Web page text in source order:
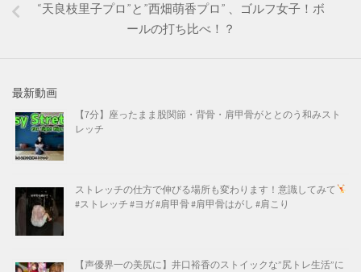
“天良枝里子プロ”と”西畑萌香プロ” 、ゴルフ女子！ボ
ールの打ち比べ！？
最新動画
【7分】座ったまま股関節・背骨・肩甲骨がととのう和みスト
レッチ
ストレッチの仕方で伸びる場所も変わります！意識してみて
#ストレッチ #ヨガ #肩甲骨 #肩甲骨はがし #肩こり
【声優界一の美尻に】井口裕香のストイックな”尻トレ生活”に